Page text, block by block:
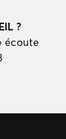
?
écoute